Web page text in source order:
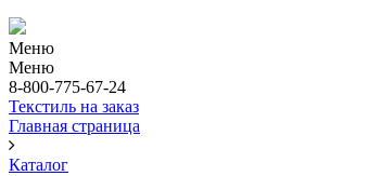
Меню
Меню
8-800-775-67-24
Текстиль на заказ
Главная страница
Каталог